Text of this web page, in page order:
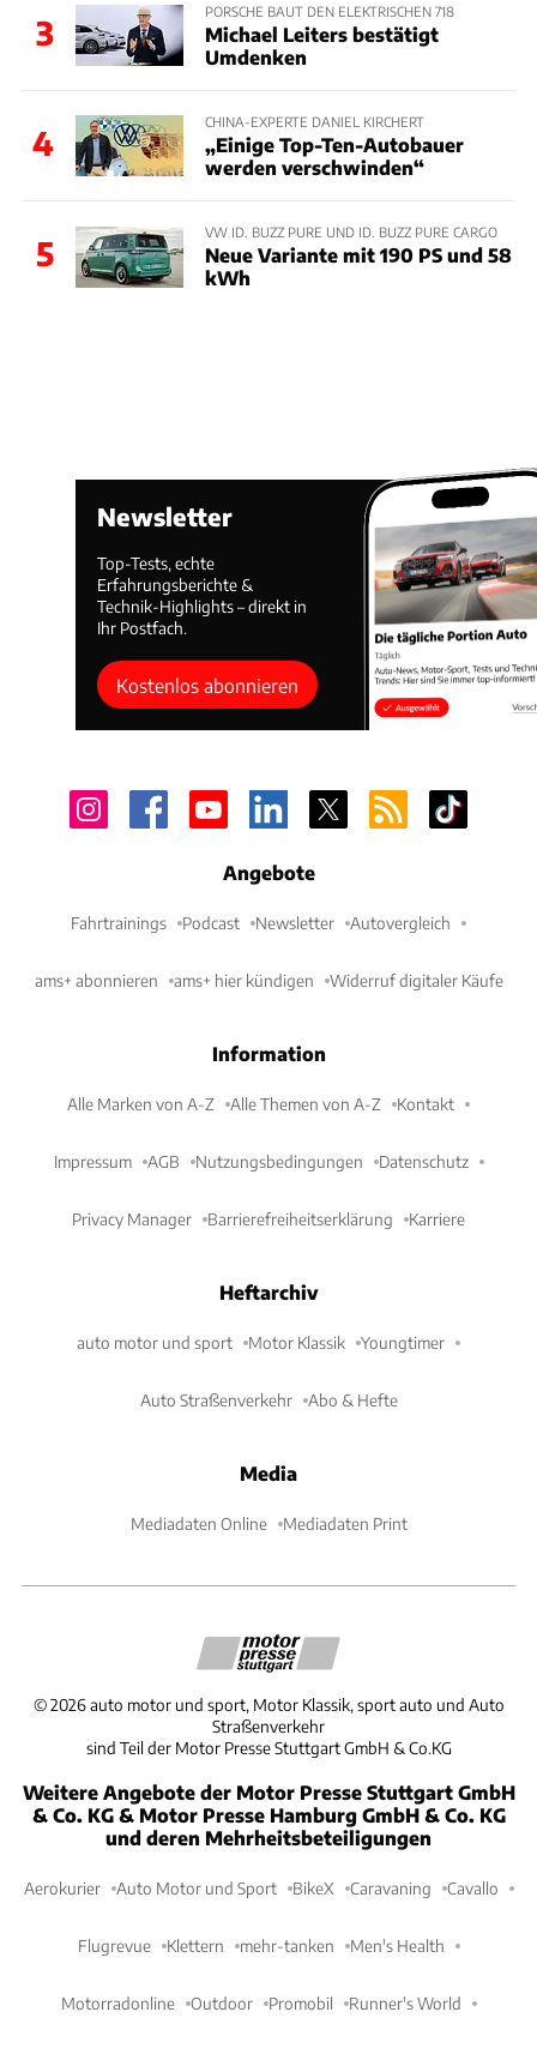
3
PORSCHE BAUT DEN ELEKTRISCHEN 718
Michael Leiters bestätigt
Umdenken
4
CHINA-EXPERTE DANIEL KIRCHERT
„Einige Top-Ten-Autobauer
werden verschwinden“
5
VW ID. BUZZ PURE UND ID. BUZZ PURE CARGO
Neue Variante mit 190 PS und 58
kWh
Newsletter
Top-Tests, echte
Erfahrungsberichte &
Technik-Highlights – direkt in
Ihr Postfach.
Kostenlos abonnieren
Angebote
Fahrtrainings Podcast Newsletter Autovergleich
ams+ abonnieren ams+ hier kündigen Widerruf digitaler Käufe
Information
Alle Marken von A-Z Alle Themen von A-Z Kontakt
Impressum AGB Nutzungsbedingungen Datenschutz
Privacy Manager Barrierefreiheitserklärung Karriere
Heftarchiv
auto motor und sport Motor Klassik Youngtimer
Auto Straßenverkehr Abo & Hefte
Media
Mediadaten Online Mediadaten Print
©2026 auto motor und sport, Motor Klassik, sport auto und Auto
Straßenverkehr
sind Teil der Motor Presse Stuttgart GmbH & Co.KG
Weitere Angebote der Motor Presse Stuttgart GmbH
& Co. KG & Motor Presse Hamburg GmbH & Co. KG
und deren Mehrheitsbeteiligungen
Aerokurier Auto Motor und Sport BikeX Caravaning Cavallo
Flugrevue Klettern mehr-tanken Men's Health
Motorradonline Outdoor Promobil Runner's World